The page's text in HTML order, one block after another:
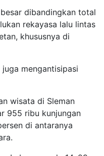
dibandingkan total
rekayasa lalu lintas
khususnya di
mengantisipasi
wisata di Sleman
955 ribu kunjungan
di antaranya